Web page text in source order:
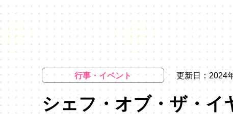
行事・イベント 更新日：2024
シェフ・オブ・ザ・イ